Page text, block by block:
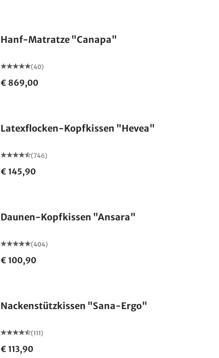
Hanf-Matratze "Canapa"
(40)
€ 869,00
Latexflocken-Kopfkissen "Hevea"
(746)
€ 145,90
Daunen-Kopfkissen "Ansara"
(404)
€ 100,90
Nackenstützkissen "Sana-Ergo"
(111)
€ 113,90